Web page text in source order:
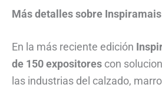
Más detalles sobre Inspiramais
En la más reciente edición
de 150 expositores con
las industrias del calzado,